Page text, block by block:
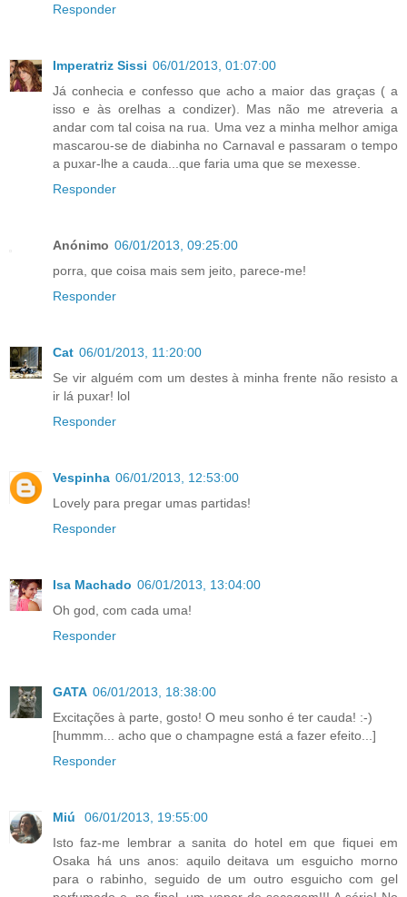
Responder
Imperatriz Sissi 06/01/2013, 01:07:00
Já conhecia e confesso que acho a maior das graças ( a
isso e às orelhas a condizer). Mas não me atreveria a
andar com tal coisa na rua. Uma vez a minha melhor amiga
mascarou-se de diabinha no Carnaval e passaram o tempo
a puxar-lhe a cauda...que faria uma que se mexesse.
Responder
Anónimo 06/01/2013, 09:25:00
porra, que coisa mais sem jeito, parece-me!
Responder
Cat 06/01/2013, 11:20:00
Se vir alguém com um destes à minha frente não resisto a
ir lá puxar! lol
Responder
Vespinha 06/01/2013, 12:53:00
Lovely para pregar umas partidas!
Responder
Isa Machado 06/01/2013, 13:04:00
Oh god, com cada uma!
Responder
GATA 06/01/2013, 18:38:00
Excitações à parte, gosto! O meu sonho é ter cauda! :-)
[hummm... acho que o champagne está a fazer efeito...]
Responder
Miú
06/01/2013, 19:55:00
Isto faz-me lembrar a sanita do hotel em que fiquei em
Osaka há uns anos: aquilo deitava um esguicho morno
para o rabinho, seguido de um outro esguicho com gel